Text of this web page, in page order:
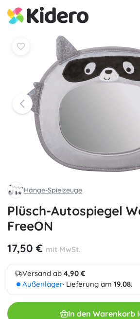
Hänge-Spielzeuge
Plüsch-Autospiegel
FreeON
17,50 € mit MwSt.
Versand ab 4,90 €
Außenlager· Lieferung am 19.08.
In den Warenkorb
17,50 €